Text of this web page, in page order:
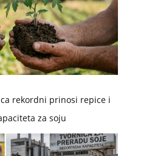
rekordni prinosi repice i
za soju